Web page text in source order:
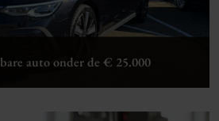
auto onder de € 25.000